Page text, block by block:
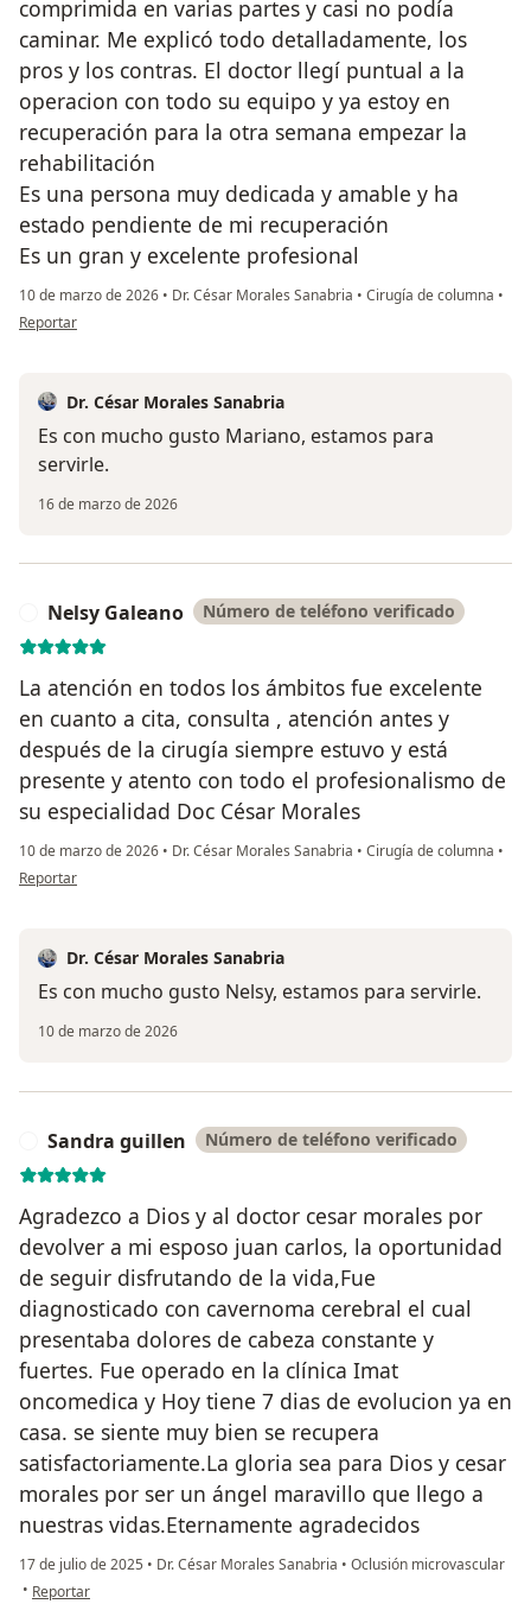
comprimida en varias partes y casi no podía
caminar. Me explicó todo detalladamente, los
pros y los contras. El doctor llegí puntual a la
operacion con todo su equipo y ya estoy en
recuperación para la otra semana empezar la
rehabilitación
Es una persona muy dedicada y amable y ha
estado pendiente de mi recuperación
Es un gran y excelente profesional
10 de marzo de 2026 • Dr. César Morales Sanabria • Cirugía de columna •
en opinión del usuario Mariano Corrales
Reportar
Dr. César Morales Sanabria
Es con mucho gusto Mariano, estamos para
servirle.
16 de marzo de 2026
Nelsy Galeano Número de teléfono verificado
La atención en todos los ámbitos fue excelente
en cuanto a cita, consulta , atención antes y
después de la cirugía siempre estuvo y está
presente y atento con todo el profesionalismo de
su especialidad Doc César Morales
10 de marzo de 2026 • Dr. César Morales Sanabria • Cirugía de columna •
en opinión del usuario Nelsy Galeano
Reportar
Dr. César Morales Sanabria
Es con mucho gusto Nelsy, estamos para servirle.
10 de marzo de 2026
Sandra guillen Número de teléfono verificado
Agradezco a Dios y al doctor cesar morales por
devolver a mi esposo juan carlos, la oportunidad
de seguir disfrutando de la vida,Fue
diagnosticado con cavernoma cerebral el cual
presentaba dolores de cabeza constante y
fuertes. Fue operado en la clínica Imat
oncomedica y Hoy tiene 7 dias de evolucion ya en
casa. se siente muy bien se recupera
satisfactoriamente.La gloria sea para Dios y cesar
morales por ser un ángel maravillo que llego a
nuestras vidas.Eternamente agradecidos
17 de julio de 2025 • Dr. César Morales Sanabria • Oclusión microvascular
• en opinión del usuario Sandra guillen
Reportar